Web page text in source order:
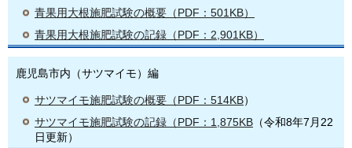
青果用大根施肥試験の概要（PDF：501KB）
青果用大根施肥試験の記録（PDF：2,901KB）
鹿児島市内（サツマイモ）編
サツマイモ施肥試験の概要 （PDF：514KB）
サツマイモ施肥試験の記録（PDF：1,875KB （令和8年7月22
日更新）